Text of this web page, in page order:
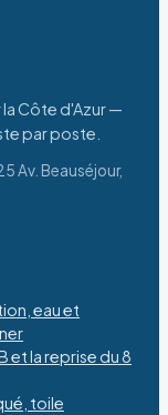
Côte d'Azur —
par poste.
Av. Beauséjour,
eau et
et la reprise du 8
toile